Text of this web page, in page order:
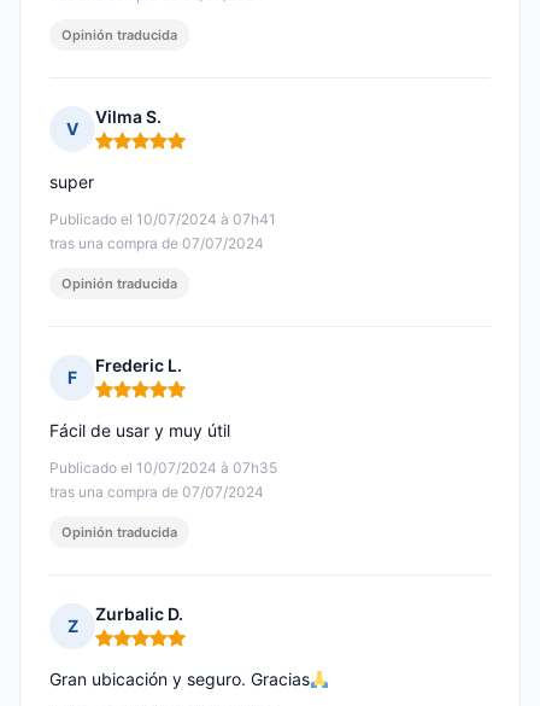
Opinión traducida
V
Vilma S.
Nota: 5 de 5
Publicado el 10/07/2024 à 07h41
tras una compra de 07/07/2024
super
Opinión traducida
F
Frederic L.
Nota: 5 de 5
Publicado el 10/07/2024 à 07h35
tras una compra de 07/07/2024
Fácil de usar y muy útil
Opinión traducida
Z
Zurbalic D.
Nota: 5 de 5
Gran ubicación y seguro. Gracias